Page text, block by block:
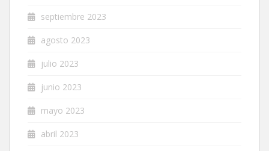
septiembre 2023
agosto 2023
julio 2023
junio 2023
mayo 2023
abril 2023